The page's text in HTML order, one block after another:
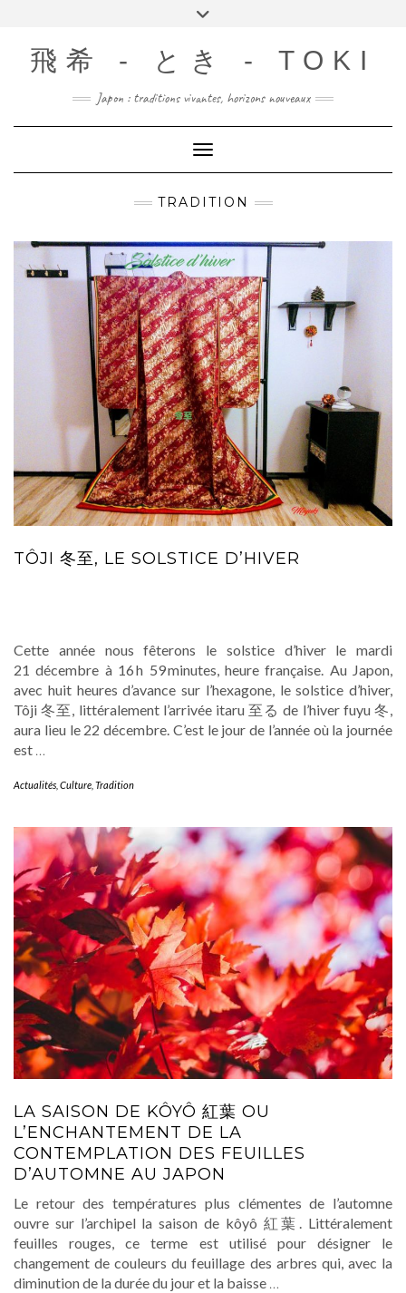
content飛希 - とき - TOKI
Japon : traditions vivantes, horizons nouveaux
Toggle Navigation
TRADITION
TÔJI 冬至, LE SOLSTICE D’HIVER
Cette année nous fêterons le solstice d’hiver le mardi
21 décembre à 16 h 59 minutes, heure française. Au Japon,
avec huit heures d’avance sur l’hexagone, le solstice d’hiver,
Tôji 冬至, littéralement l’arrivée itaru 至る de l’hiver fuyu 冬,
aura lieu le 22 décembre. C’est le jour de l’année où la journée
est
Actualités Culture Tradition
LA SAISON DE KÔYÔ 紅葉 OU
L’ENCHANTEMENT DE LA
CONTEMPLATION DES FEUILLES
D’AUTOMNE AU JAPON
Le retour des températures plus clémentes de l’automne
ouvre sur l’archipel la saison de kôyô 紅葉. Littéralement
feuilles rouges, ce terme est utilisé pour désigner le
changement de couleurs du feuillage des arbres qui, avec la
diminution de la durée du jour et la baisse …